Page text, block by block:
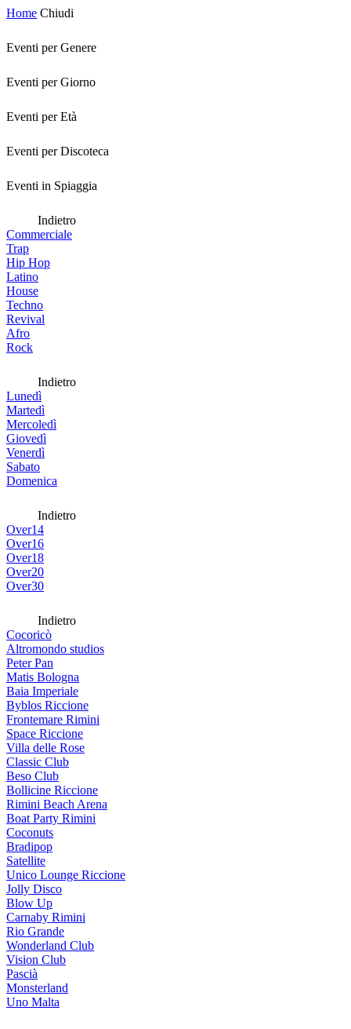
Home Chiudi
Eventi per Genere
Eventi per Giorno
Eventi per Età
Eventi per Discoteca
Eventi in Spiaggia
Indietro
Commerciale
Trap
Hip Hop
Latino
House
Techno
Revival
Afro
Rock
Indietro
Lunedì
Martedì
Mercoledì
Giovedì
Venerdì
Sabato
Domenica
Indietro
Over14
Over16
Over18
Over20
Over30
Indietro
Cocoricò
Altromondo studios
Peter Pan
Matis Bologna
Baia Imperiale
Byblos Riccione
Frontemare Rimini
Space Riccione
Villa delle Rose
Classic Club
Beso Club
Bollicine Riccione
Rimini Beach Arena
Boat Party Rimini
Coconuts
Bradipop
Satellite
Unico Lounge Riccione
Jolly Disco
Blow Up
Carnaby Rimini
Rio Grande
Wonderland Club
Vision Club
Pascià
Monsterland
Uno Malta